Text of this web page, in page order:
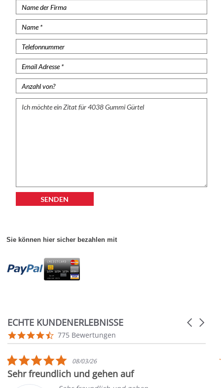
Damen Arbeitshosen
Schnittschutzhose
Regenhosen
Unterhosen
Knieschützer
Zubehör
Sie können hier sicher bezahlen mit
ECHTE KUNDENERLEBNISSE
Reviews
carousel
Carousel
4.7
star
775 Bewertungen
5.0
star
rating
08/03/26
Sehr freundlich und gehen auf